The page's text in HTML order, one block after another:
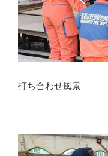
打ち合わせ風景